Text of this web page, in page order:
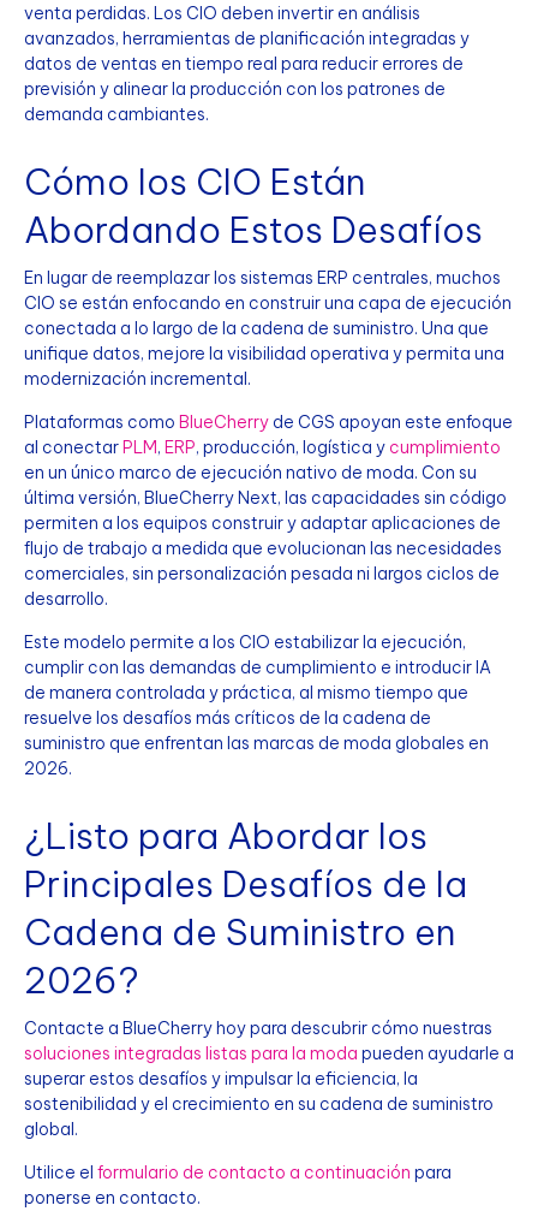
venta perdidas. Los CIO deben invertir en análisis
avanzados, herramientas de planificación integradas y
datos de ventas en tiempo real para reducir errores de
previsión y alinear la producción con los patrones de
demanda cambiantes.
Cómo los CIO Están
Abordando Estos Desafíos
En lugar de reemplazar los sistemas ERP centrales, muchos
CIO se están enfocando en construir una capa de ejecución
conectada a lo largo de la cadena de suministro. Una que
unifique datos, mejore la visibilidad operativa y permita una
modernización incremental.
Plataformas como BlueCherry de CGS apoyan este enfoque
al conectarPLM, ERP, producción, logística y cumplimiento
en un único marco de ejecución nativo de moda. Con su
última versión, BlueCherry Next, las capacidades sin código
permiten a los equipos construir y adaptar aplicaciones de
flujo de trabajo a medida que evolucionan las necesidades
comerciales, sin personalización pesada ni largos ciclos de
desarrollo.
Este modelo permite a los CIO estabilizar la ejecución,
cumplir con las demandas de cumplimiento e introducir IA
de manera controlada y práctica, al mismo tiempo que
resuelve los desafíos más críticos de la cadena de
suministro que enfrentan las marcas de moda globales en
2026.
¿Listo para Abordar los
Principales Desafíos de la
Cadena de Suministro en
2026?
Contacte a BlueCherry hoy para descubrir cómo nuestras
soluciones integradas listas para la moda pueden ayudarle a
superar estos desafíos y impulsar la eficiencia, la
sostenibilidad y el crecimiento en su cadena de suministro
global.
Utilice el formulario de contacto a continuación para
ponerse en contacto.